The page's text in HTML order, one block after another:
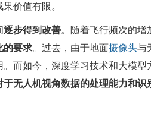
价值有限。
逐步得到改善。随着飞行频次的增
的要求。过去，由于地面摄像头与
而如今，深度学习技术和大模
于无人机视角数据的处理能力和